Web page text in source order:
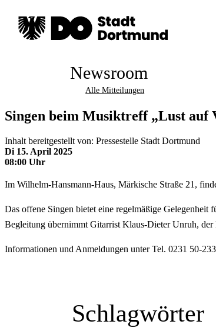
Newsroom
Alle Mitteilungen
Singen beim Musiktreff „Lust auf
Inhalt bereitgestellt von: Pressestelle Stadt Dortmund
Di 15. April 2025
08:00 Uhr
Im Wilhelm-Hansmann-Haus, Märkische Straße 21,
Das offene Singen bietet eine regelmäßige
Begleitung übernimmt Gitarrist Klaus-Dieter Unruh,
Informationen und Anmeldungen unter Tel. 0231 50-
Schlagwörter